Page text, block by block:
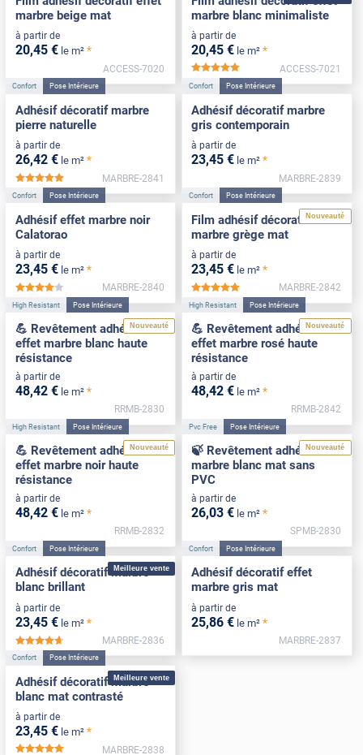
marbre beige mat
à partir de
20,45 € le m² *
ACCESS-7020
marbre blanc minimaliste
à partir de
20,45 € le m² *
ACCESS-7021
Confort Pose Intérieure
Adhésif décoratif marbre
pierre naturelle
à partir de
26,42 € le m² *
*****
MARBRE-2841
Confort Pose Intérieure
Adhésif décoratif marbre
gris contemporain
à partir de
23,45 € le m² *
MARBRE-2839
Confort Pose Intérieure
Adhésif effet marbre noir
Calatorao
à partir de
23,45 € le m² *
*****
MARBRE-2840
Nouveauté
Confort Pose Intérieure
Film adhésif décoratif effet
marbre grège mat
à partir de
23,45 € le m² *
MARBRE-2842
Nouveauté
High Resistant Pose Intérieure
💪 Revêtement adhésif
effet marbre blanc haute
résistance
à partir de
48,42 € le m² *
RRMB-2830
Nouveauté
High Resistant Pose Intérieure
💪 Revêtement adhésif
effet marbre rosé haute
résistance
à partir de
48,42 € le m² *
RRMB-2842
Nouveauté
High Resistant Pose Intérieure
💪 Revêtement adhésif
effet marbre noir haute
résistance
à partir de
48,42 € le m² *
RRMB-2832
Nouveauté
Pvc Free Pose Intérieure
🍃 Revêtement adhésif
marbre blanc mat sans
PVC
à partir de
26,03 € le m² *
SPMB-2830
Meilleure vente
Confort Pose Intérieure
Adhésif décoratif marbre
blanc brillant
à partir de
23,45 € le m² *
*****
MARBRE-2836
Confort Pose Intérieure
Adhésif décoratif effet
marbre gris mat
à partir de
25,86 € le m² *
MARBRE-2837
Meilleure vente
Confort Pose Intérieure
Adhésif décoratif marbre
blanc mat contrasté
à partir de
23,45 € le m² *
MARBRE-2838